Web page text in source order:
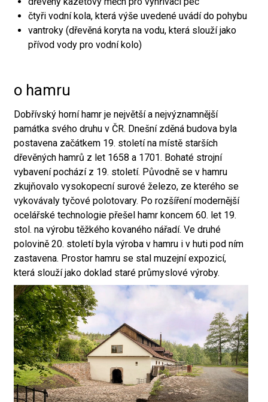
čtyři vodní kola, která výše uvedené uvádí do pohybu
vantroky (dřevěná koryta na vodu, která slouží jako
přívod vody pro vodní kolo)
o hamru
Dobřívský horní hamr je největší a nejvýznamnější
památka svého druhu v ČR. Dnešní zděná budova byla
postavena začátkem 19. století na místě starších
dřevěných hamrů z let 1658 a 1701. Bohaté strojní
vybavení pochází z 19. století. Původně se v hamru
zkujňovalo vysokopecní surové železo, ze kterého se
vykovávaly tyčové polotovary. Po rozšíření modernější
ocelářské technologie přešel hamr koncem 60. let 19.
stol. na výrobu těžkého kovaného nářadí. Ve druhé
polovině 20. století byla výroba v hamru i v huti pod ním
zastavena. Prostor hamru se stal muzejní expozicí,
která slouží jako doklad staré průmyslové výroby.